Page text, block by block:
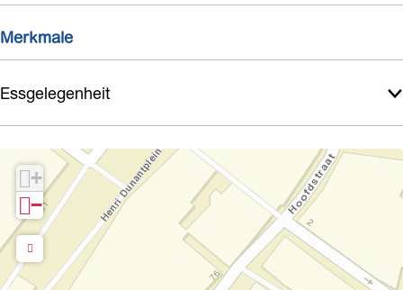
Merkmale
Essgelegenheit
+
−